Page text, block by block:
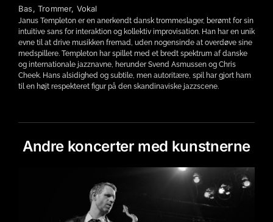
Bas, Trommer, Vokal
Janus Templeton er en anerkendt dansk trommeslager, berømt for sin
intuitive sans for interaktion og kollektiv improvisation. Han har en unik
evne til at drive musikken fremad, uden nogensinde at overdøve sine
medspillere. Templeton har spillet med et bredt spektrum af danske
og internationale jazznavne, herunder Svend Asmussen og Chris
Cheek. Hans alsidighed og subtile, men autoritære, spil har gjort ham
til en højt respekteret figur på den skandinaviske jazzscene.
Andre koncerter med kunstnerne